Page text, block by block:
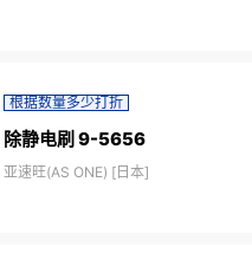
根据数量多少打折
除静电刷 9-5656
亚速旺(AS ONE) [日本]